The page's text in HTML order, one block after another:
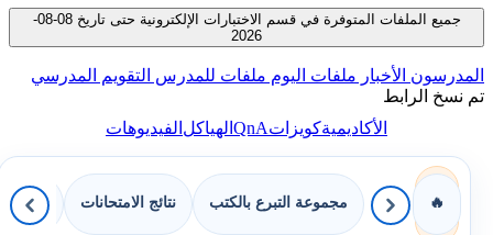
جميع الملفات المتوفرة في قسم الاختبارات الإلكترونية حتى تاريخ 08-08-
2026
المدرسون الأخبار ملفات اليوم ملفات للمدرس التقويم المدرسي
تم نسخ الرابط
الأكاديميةكويزاتQnAالهياكل الفيديوهات
🔥 مجموعة التبرع بالكتب نتائج الامتحانات